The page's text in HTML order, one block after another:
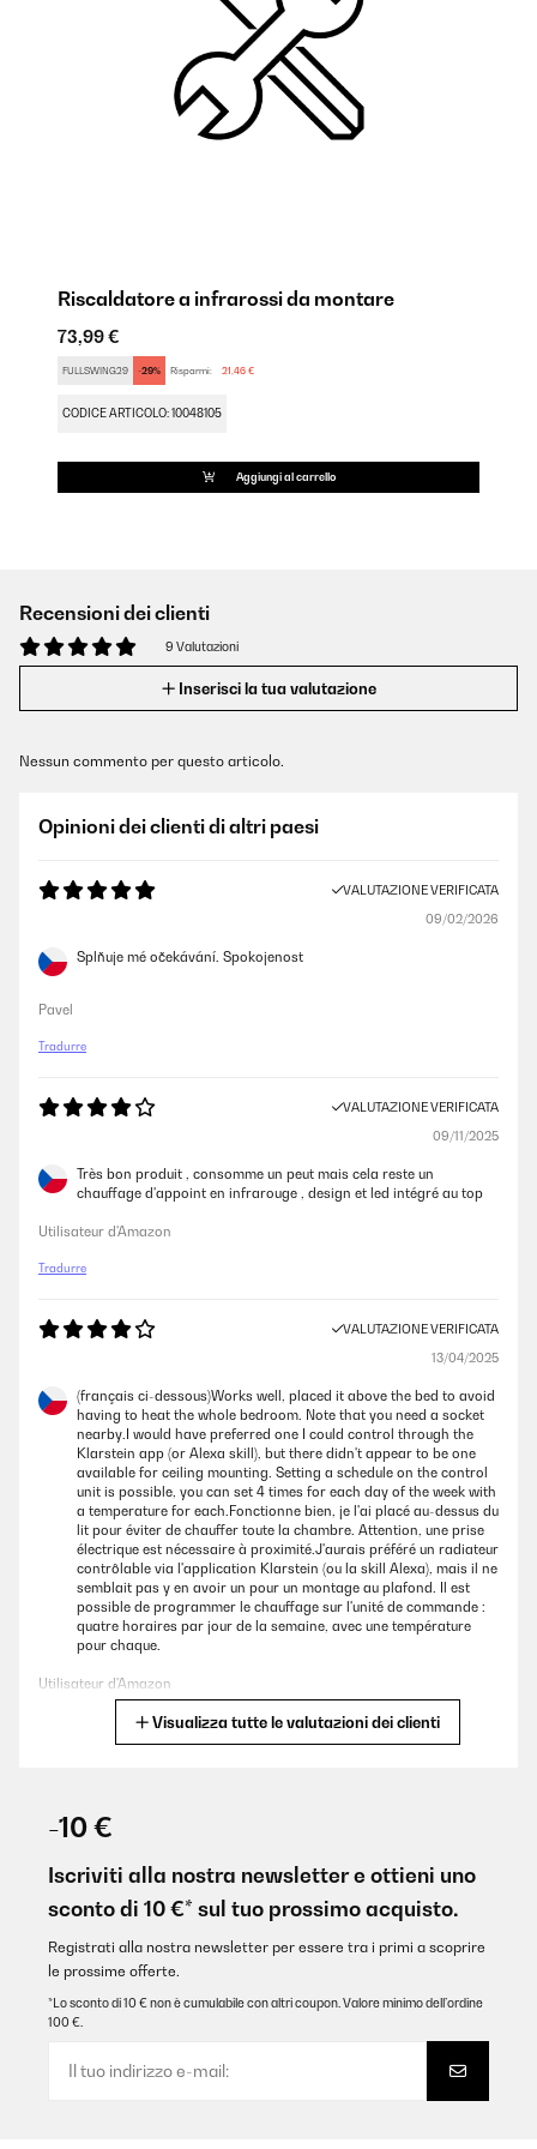
Riscaldatore a infrarossi da montare
73,99 €
FULLSWING29 -29% Risparmi: 21,46 €
CODICE ARTICOLO: 10048105
Aggiungi al carrello
Recensioni dei clienti
9 Valutazioni
Inserisci la tua valutazione
Nessun commento per questo articolo.
Opinioni dei clienti di altri paesi
VALUTAZIONE VERIFICATA
09/02/2026
Splňuje mé očekávání. Spokojenost
Pavel
Tradurre
VALUTAZIONE VERIFICATA
09/11/2025
Très bon produit , consomme un peut mais cela reste un
chauffage d'appoint en infrarouge , design et led intégré au top
Utilisateur d'Amazon
Tradurre
VALUTAZIONE VERIFICATA
13/04/2025
(français ci-dessous)Works well, placed it above the bed to avoid
having to heat the whole bedroom. Note that you need a socket
nearby.I would have preferred one I could control through the
Klarstein app (or Alexa skill), but there didn't appear to be one
available for ceiling mounting. Setting a schedule on the control
unit is possible, you can set 4 times for each day of the week with
a temperature for each.Fonctionne bien, je l'ai placé au-dessus du
lit pour éviter de chauffer toute la chambre. Attention, une prise
électrique est nécessaire à proximité.J'aurais préféré un radiateur
contrôlable via l'application Klarstein (ou la skill Alexa), mais il ne
semblait pas y en avoir un pour un montage au plafond. Il est
possible de programmer le chauffage sur l'unité de commande :
quatre horaires par jour de la semaine, avec une température
pour chaque.
Utilisateur d'Amazon
marchait moyen et que ça prenait du temps à chauffer.Mais alors
pas du tout!Ça chauffe vite, et super pratique avec le thermostat
sans fil livré avec qui permet de le piloter soit manuellement soit
via une programmation personnalisable.Et cerise sur le gâteau,
non seulement c’est très facile à installer mais je n’avais pas
réalisé qu’il était avec un rétro-éclairage inclus! Trop beau!
Utilisateur d'Amazon
VALUTAZIONE VERIFICATA
Visualizza tutte le valutazioni dei clienti
-10 €
Iscriviti alla nostra newsletter e ottieni uno
sconto di 10 €* sul tuo prossimo acquisto.
Registrati alla nostra newsletter per essere tra i primi a scoprire
le prossime offerte.
*Lo sconto di 10 € non è cumulabile con altri coupon. Valore minimo dell’ordine
100 €.